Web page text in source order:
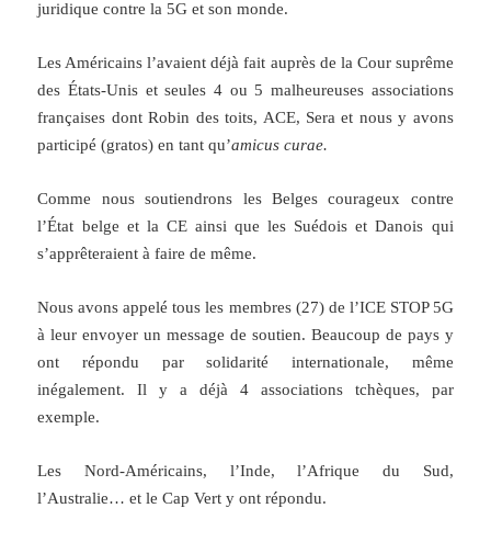
juridique contre la 5G et son monde.
Les Américains l’avaient déjà fait auprès de la Cour suprême
des États-Unis et seules 4 ou 5 malheureuses associations
françaises dont Robin des toits, ACE, Sera et nous y avons
participé (gratos) en tant qu’amicus curae.
Comme nous soutiendrons les Belges courageux contre
l’État belge et la CE ainsi que les Suédois et Danois qui
s’apprêteraient à faire de même.
Nous avons appelé tous les membres (27) de l’ICE STOP 5G
à leur envoyer un message de soutien. Beaucoup de pays y
ont répondu par solidarité internationale, même
inégalement. Il y a déjà 4 associations tchèques, par
exemple.
Les Nord-Américains, l’Inde, l’Afrique du Sud,
l’Australie… et le Cap Vert y ont répondu.